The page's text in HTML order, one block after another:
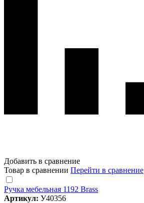
Добавить в сравнение
Товар в сравнении Перейти в сравнение
Ручка мебельная 1192 Brass
Артикул: У40356